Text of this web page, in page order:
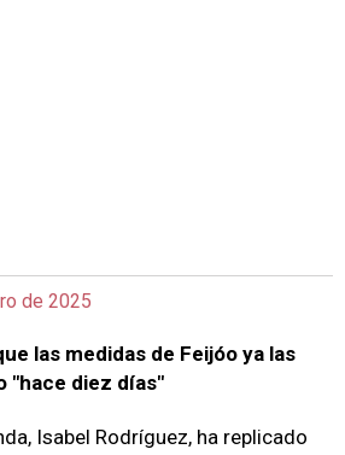
de 2025
las medidas de Feijóo ya las
"hace diez días"
Isabel Rodríguez, ha replicado